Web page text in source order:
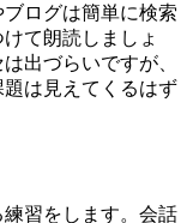
ログは簡単に検索
て朗読しましょ
出づらいですが、
は見えてくるはず
習をします。会話